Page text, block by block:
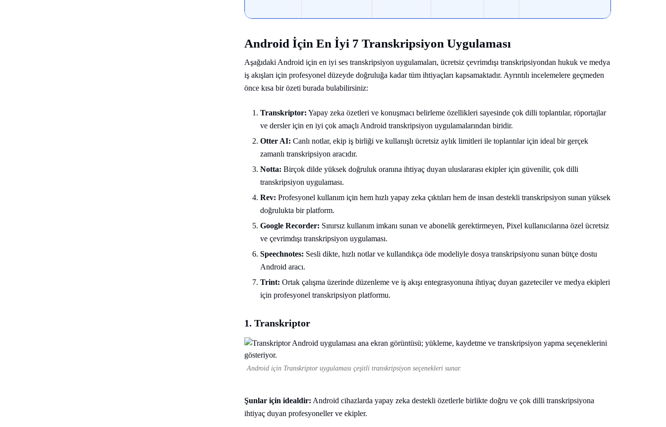
Android İçin En İyi 7 Transkripsiyon Uygulaması
Aşağıdaki Android için en iyi ses transkripsiyon uygulamaları, ücretsiz çevrimdışı transkripsiyondan hukuk ve medya
iş akışları için profesyonel düzeyde doğruluğa kadar tüm ihtiyaçları kapsamaktadır. Ayrıntılı incelemelere geçmeden
önce kısa bir özeti burada bulabilirsiniz:
Transkriptor: Yapay zeka özetleri ve konuşmacı belirleme özellikleri sayesinde çok dilli toplantılar, röportajlar
ve dersler için en iyi çok amaçlı Android transkripsiyon uygulamalarından biridir.
Otter AI: Canlı notlar, ekip iş birliği ve kullanışlı ücretsiz aylık limitleri ile toplantılar için ideal bir gerçek
zamanlı transkripsiyon aracıdır.
Notta: Birçok dilde yüksek doğruluk oranına ihtiyaç duyan uluslararası ekipler için güvenilir, çok dilli
transkripsiyon uygulaması.
Rev: Profesyonel kullanım için hem hızlı yapay zeka çıktıları hem de insan destekli transkripsiyon sunan yüksek
doğrulukta bir platform.
Google Recorder: Sınırsız kullanım imkanı sunan ve abonelik gerektirmeyen, Pixel kullanıcılarına özel ücretsiz
ve çevrimdışı transkripsiyon uygulaması.
Speechnotes: Sesli dikte, hızlı notlar ve kullandıkça öde modeliyle dosya transkripsiyonu sunan bütçe dostu
Android aracı.
Trint: Ortak çalışma üzerinde düzenleme ve iş akışı entegrasyonuna ihtiyaç duyan gazeteciler ve medya ekipleri
için profesyonel transkripsiyon platformu.
1. Transkriptor
Android için Transkriptor uygulaması çeşitli transkripsiyon seçenekleri sunar.
Şunlar için idealdir: Android cihazlarda yapay zeka destekli özetlerle birlikte doğru ve çok dilli transkripsiyona
ihtiyaç duyan profesyoneller ve ekipler.